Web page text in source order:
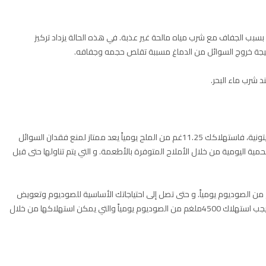
الجفاف مع شرب مياه مالحة غير عذبة. في هذه الحالة يزداد تركيز
خروج السوائل من الدماغ مسببة تقلص حجمه وجفافه.
شرب ماء البحر.
بناءً على الدراسات المنشودة وآراء المختصين في الحميات الكيتونية، فاستهلاكك 11.25غم من الملح يومياً يعد ممتاز لمنع فقدان السوائل
من خلال الأملاح المتوفرة بالأطعمة. و التي يتم تناولها حتى قبل
اليومي حتى بدون إضافة الملح 1500ملغم من الصوديوم يومياً. و حتى تصل إلى احتياجاتك الأساسية للصوديوم وتعويض
الفاقد في عملية التبول أثناء التزامك بالحمية الكيتونية. لذلك يجب استهلاك 4500ملغم من الصوديوم يومياً والتي يمكن استهلاكها من خلال